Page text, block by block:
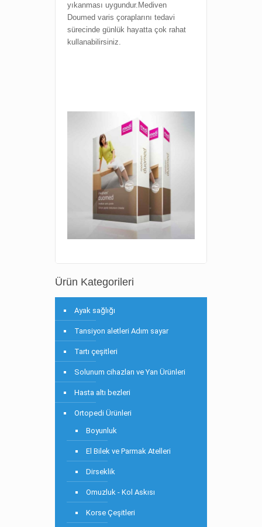
yıkanması uygundur.Mediven
Doumed varis çoraplarını tedavi
sürecinde günlük hayatta çok rahat
kullanabilirsiniz.
Ürün Kategorileri
Ayak sağlığı
Tansiyon aletleri Adım sayar
Tartı çeşitleri
Solunum cihazları ve Yan Ürünleri
Hasta altı bezleri
Ortopedi Ürünleri
Boyunluk
El Bilek ve Parmak Atelleri
Dirseklik
Omuzluk - Kol Askısı
Korse Çeşitleri